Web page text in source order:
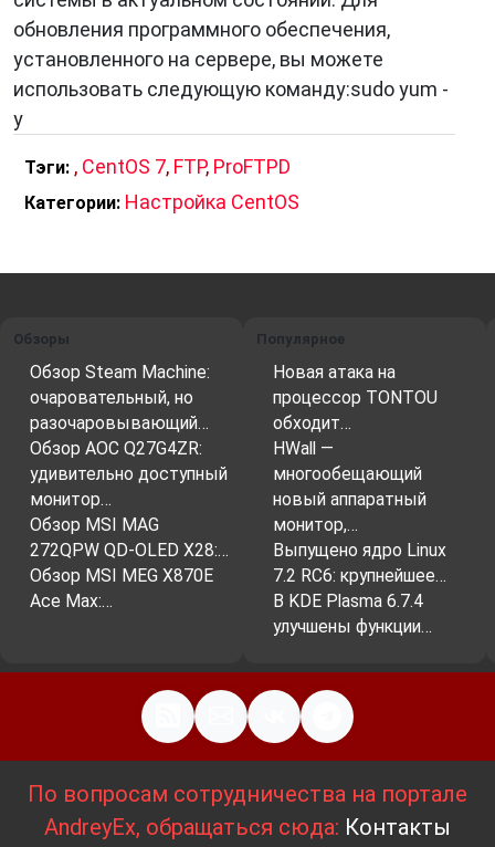
обновления программного обеспечения,
установленного на сервере, вы можете
использовать следующую команду:sudo yum -
y
Тэги: , CentOS 7, FTP, ProFTPD
Категории: Настройка CentOS
Обзоры
Обзор Steam Machine:
очаровательный, но
разочаровывающий…
Обзор AOC Q27G4ZR:
удивительно доступный
монитор…
Обзор MSI MAG
272QPW QD-OLED X28:…
Обзор MSI MEG X870E
Ace Max:…
Популярное
Новая атака на
процессор TONTOU
обходит…
HWall —
многообещающий
новый аппаратный
монитор,…
Выпущено ядро Linux
7.2 RC6: крупнейшее…
В KDE Plasma 6.7.4
улучшены функции…
По вопросам сотрудничества на портале
AndreyEx, обращаться сюда: Контакты